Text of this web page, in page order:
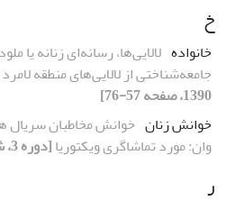
خ
خانواده لالایی‌ها، رسانه‌ای زنانه یا
جامعه‌شناختی از لالایی‌های منطقه
1390، صفحه 57-76]
خوانش زنان خوانش مخاطبان سریال
وان: مورد تماشاگری ویکتوریا[دوره 3، شماره 2، 1390، صفحه 5-24]
ر